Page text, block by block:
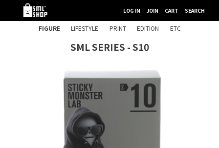
LOG IN JOIN CART SEARCH
FIGURE LIFESTYLE PRINT EDITION ETC
SML SERIES - S10